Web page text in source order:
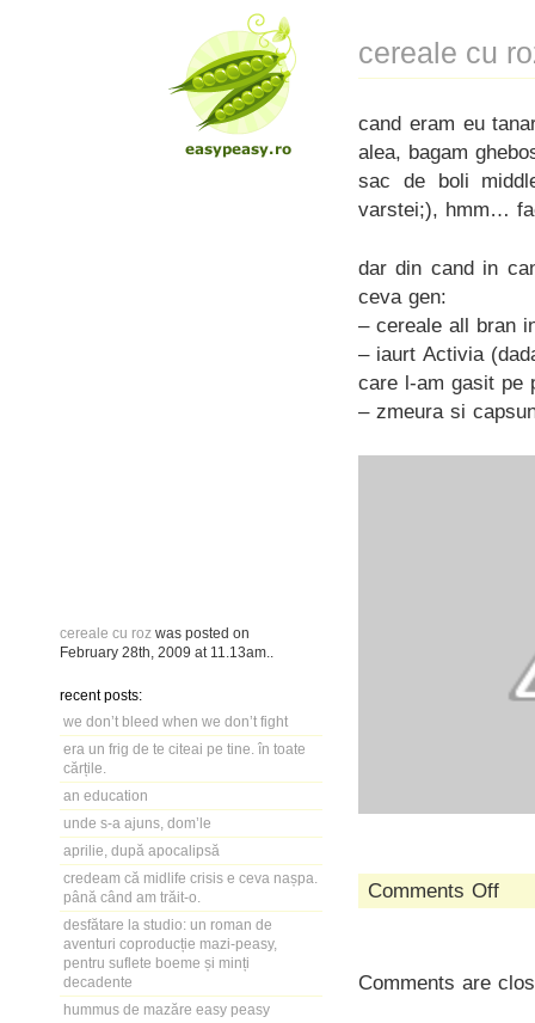
cereale cu roz was posted on
February 28th, 2009 at 11.13am
recent posts:
we don’t bleed when we don’t fight
era un frig de te citeai pe tine. în toate
cărțile.
an education
unde s-a ajuns, dom’le
aprilie, după apocalipsă
credeam că midlife crisis e ceva nașpa.
până când am trăit-o.
desfătare la studio: un roman de
aventuri coproducție mazi-peasy,
pentru suflete boeme și minți
decadente
hummus de mazăre easy peasy
cereale cu
cand eram eu
alea, bagam
sac de boli
varstei;), hmm…
dar din cand in
ceva gen:
– cereale all bran
– iaurt Activia
care l-am gasit pe
– zmeura si
Comments Offon
Comments are